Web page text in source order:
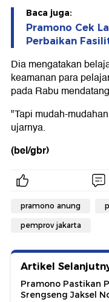
Baca juga:
Pramono Cek
Perbaikan
Dia mengatakan
keamanan para
pada Rabu
"Tapi mudah-
ujarnya.
(bel/gbr)
pramono anung
pemprov jakarta
Artikel
Pramono Pastikan
Srengseng Jaksel